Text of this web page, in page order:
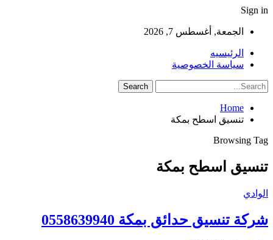
Sign in
الجمعة, أغسطس 7, 2026
الرئيسيه
سياسة الخصوصية
Home
تنسيق اسطح بمكة
Browsing Tag
تنسيق اسطح بمكة
الوادي
شركة تنسيق حدائق بمكة 0558639940